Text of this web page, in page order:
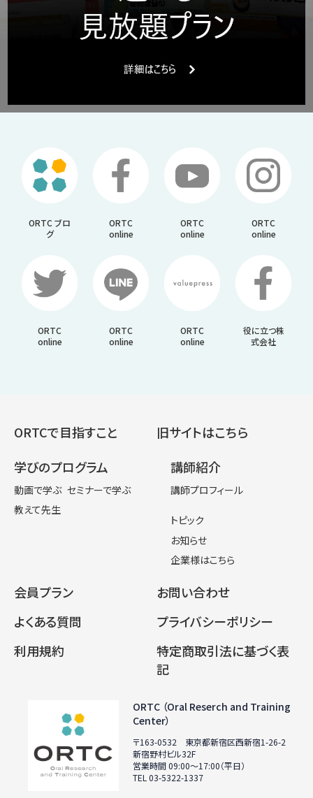
ORTC ブロ
グ
ORTC
online
ORTC
online
ORTC
online
ORTC
online
ORTC
online
ORTC
online
役に立つ株
式会社
ORTC （Oral Reserch and Training
Center）
〒163-0532 東京都新宿区西新宿1-26-2
新宿野村ビル32F
営業時間 09:00〜17:00（平日）
TEL 03-5322-1337
ORTCで目指すこと
旧サイトはこちら
学びのプログラム
動画で学ぶ セミナーで学ぶ
教えて先生
講師紹介
講師プロフィール
トピック
お知らせ
企業様はこちら
会員プラン
お問い合わせ
よくある質問
プライバシーポリシー
利用規約
特定商取引法に基づく表
記